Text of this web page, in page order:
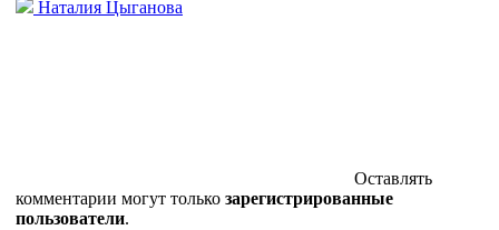
Наталия Цыганова
Оставлять
комментарии могут только зарегистрированные
пользователи.